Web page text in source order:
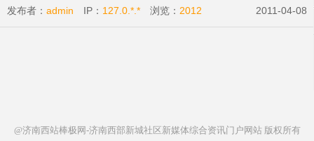
发布者： admin IP： 127.0.*.* 浏览： 2012 2011-04-08
@济南西站棒极网-济南西部新城社区新媒体综合资讯门户网站版权所有